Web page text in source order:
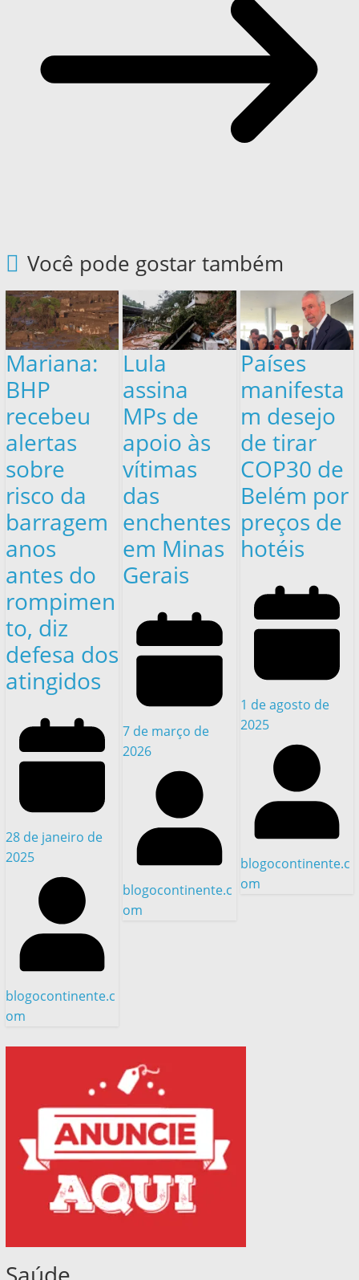
Você pode gostar também
Mariana:
BHP
recebeu
alertas
sobre
risco da
barragem
anos
antes do
rompimen
to, diz
defesa dos
atingidos
28 de janeiro de
2025
blogocontinente.c
om
Lula
assina
MPs de
apoio às
vítimas
das
enchentes
em Minas
Gerais
7 de março de
2026
blogocontinente.c
om
Países
manifesta
m desejo
de tirar
COP30 de
Belém por
preços de
hotéis
1 de agosto de
2025
blogocontinente.c
om